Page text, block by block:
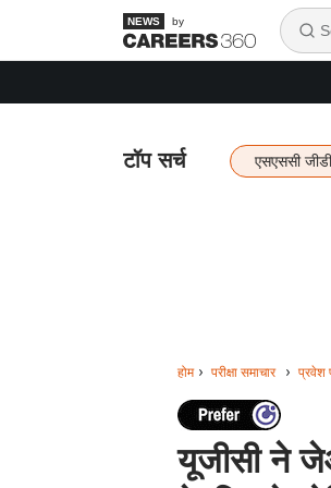
by
टॉप सर्च एसएससी
होम परीक्षा समाचार प्रवेश
यूजीसी ने